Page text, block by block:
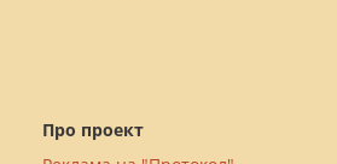
Про проект